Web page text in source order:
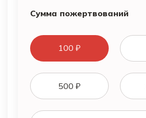
Сумма пожертвований
100 ₽
500 ₽